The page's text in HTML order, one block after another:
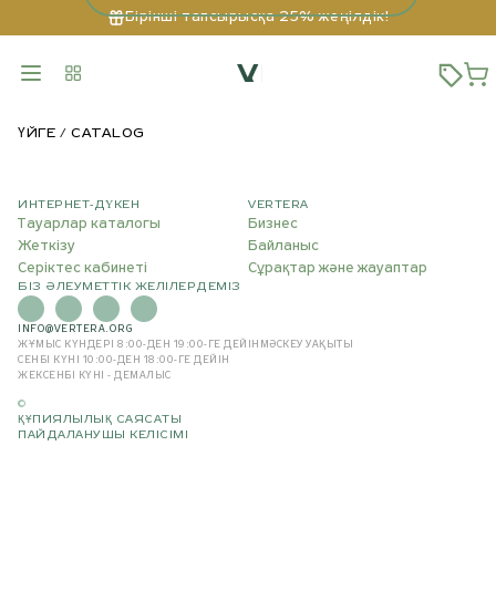
Бірінші тапсырысқа 25% жеңілдік!
ҮЙГЕ CATALOG
ИНТЕРНЕТ-ДҮКЕН
Тауарлар каталогы
Жеткізу
Серіктес кабинеті
VERTERA
Бизнес
Байланыс
Сұрақтар және жауаптар
БІЗ ӘЛЕУМЕТТІК ЖЕЛІЛЕРДЕМІЗ
INFO@VERTERA.ORG
ЖҰМЫС КҮНДЕРІ 8:00-ДЕН 19:00-ГЕ ДЕЙІН МӘСКЕУ УАҚЫТЫ
СЕНБІ КҮНІ 10:00-ДЕН 18:00-ГЕ ДЕЙІН
ЖЕКСЕНБІ КҮНІ - ДЕМАЛЫС
©
ҚҰПИЯЛЫЛЫҚ САЯСАТЫ
ПАЙДАЛАНУШЫ КЕЛІСІМІ